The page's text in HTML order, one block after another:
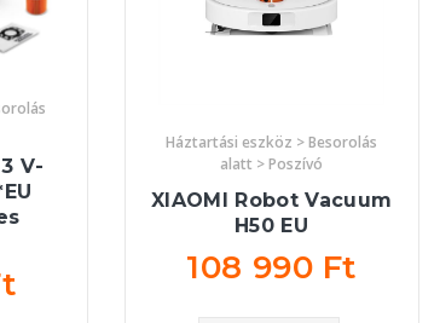
V-
Háztartási eszköz > Besorolás
alatt > Poszívó
XIAOMI Robot Vacuum
H50 EU
108 990 Ft